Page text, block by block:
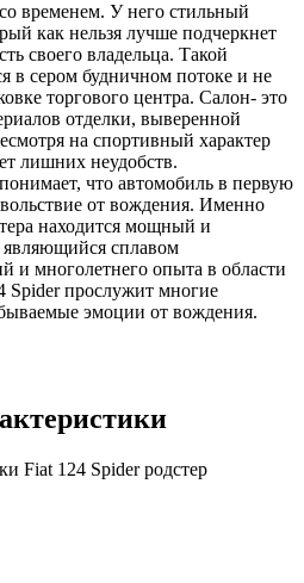
временем. У него стильный
как нельзя лучше подчеркнет
своего владельца. Такой
в сером будничном потоке и не
торгового центра. Салон- это
отделки, выверенной
на спортивный характер
лишних неудобств.
что автомобиль в первую
от вождения. Именно
находится мощный и
являющийся сплавом
и многолетнего опыта в области
Spider прослужит многие
эмоции от вождения.
Fiat 124 Spider родстер